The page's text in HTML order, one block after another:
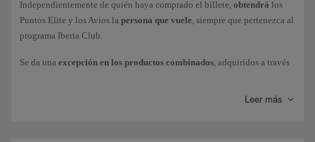
Avios obtenidos como premioen competiciones o sorteos (por
ganar, o por participar).
Avios decortesíacomo compensación por alguna incidencia.
(como ganar Puntos Elite en
Independientemente de quién haya comprado el billete, obtendrá los
Puntos Elite y los Avios la persona que vuele, siempre que pertenezca al
programa Iberia Club.
Se da una excepción en los productos combinados, adquiridos a través
Vuelo+Coche o Vuelo+Hotel): la persona que realice la compra del
Leer más